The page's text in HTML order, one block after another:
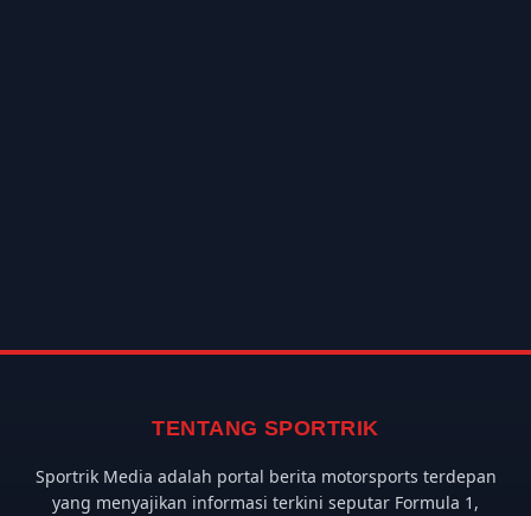
TENTANG SPORTRIK
Sportrik Media adalah portal berita motorsports terdepan
yang menyajikan informasi terkini seputar Formula 1,